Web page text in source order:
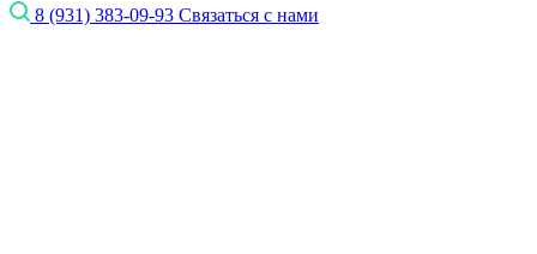
8 (931) 383-09-93 Связаться с нами